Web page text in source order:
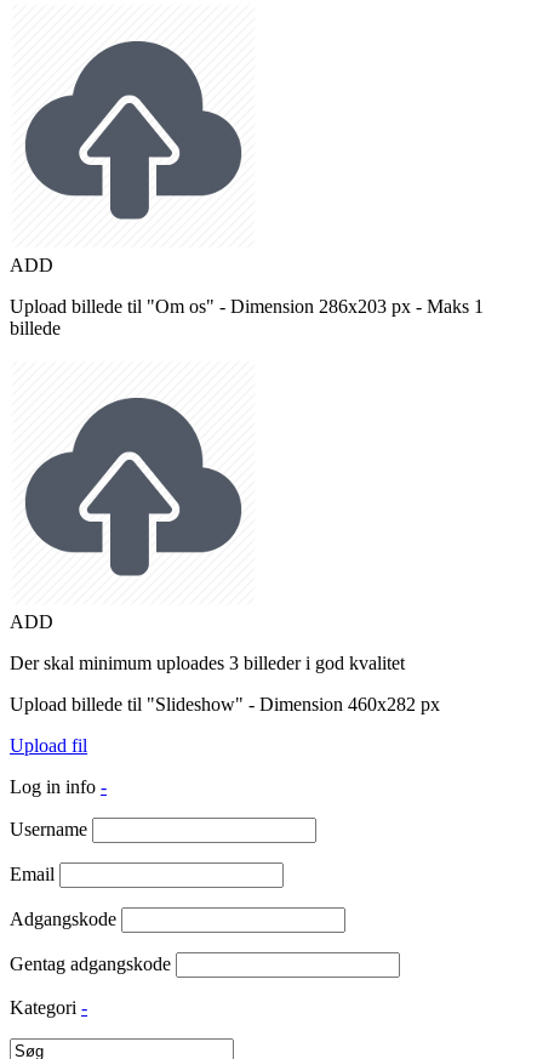
ADD
Upload billede til "Om os" - Dimension 286x203 px - Maks 1
billede
ADD
Der skal minimum uploades 3 billeder i god kvalitet
Upload billede til "Slideshow" - Dimension 460x282 px
Upload fil
Log in info -
Username
Email
Adgangskode
Gentag adgangskode
Kategori -